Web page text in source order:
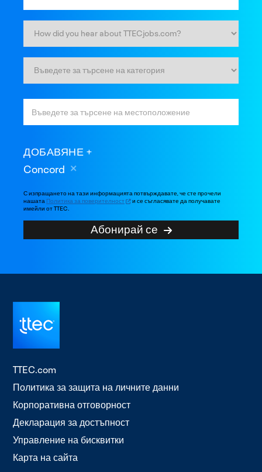
ДОБАВЯНЕ
Concord
С изпращането на тази информацията потвърждавате, че сте прочели
нашата Политика за поверителност
и се съгласявате да получавате
имейли от TTEC.
Абонирай се
TTEC.com
Политика за защита на личните данни
Корпоративна отговорност
Декларация за достъпност
Управление на бисквитки
Карта на сайта